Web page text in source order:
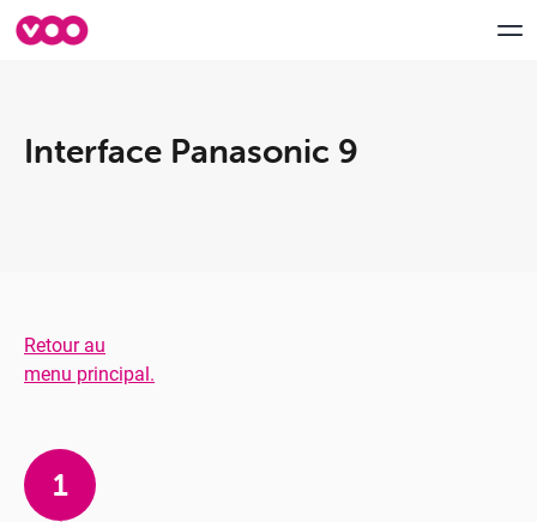
Aide & Support
Speedtest VOO
Déménagement
Contactez-nous
Interface Panasonic 9
Retour au
menu principal.
1